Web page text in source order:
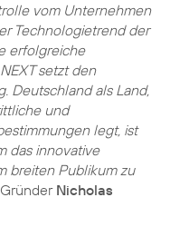
vom Unternehmen
Technologietrend der
erfolgreiche
setzt den
Deutschland als Land,
und
legt, ist
das innovative
breiten Publikum zu
Nicholas